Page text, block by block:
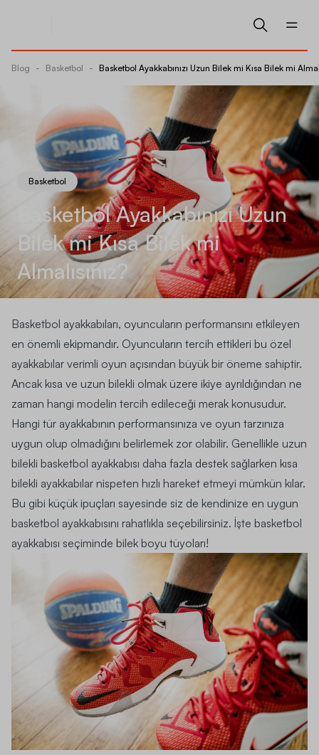
Blog - Basketbol - Basketbol Ayakkabınızı Uzun Bilek mi Kısa Bilek mi
Basketbol
Basketbol Ayakkabınızı Uzun
Bilek mi Kısa Bilek mi
Almalısınız?
Basketbol ayakkabıları, oyuncuların performansını etkileyen
en önemli ekipmandır. Oyuncuların tercih ettikleri bu özel
ayakkabılar verimli oyun açısından büyük bir öneme sahiptir.
Ancak kısa ve uzun bilekli olmak üzere ikiye ayrıldığından ne
zaman hangi modelin tercih edileceği merak konusudur.
Hangi tür ayakkabının performansınıza ve oyun tarzınıza
uygun olup olmadığını belirlemek zor olabilir. Genellikle uzun
bilekli basketbol ayakkabısı daha fazla destek sağlarken kısa
bilekli ayakkabılar nispeten hızlı hareket etmeyi mümkün kılar.
Bu gibi küçük ipuçları sayesinde siz de kendinize en uygun
basketbol ayakkabısını rahatlıkla seçebilirsiniz. İşte basketbol
ayakkabısı seçiminde bilek boyu tüyoları!